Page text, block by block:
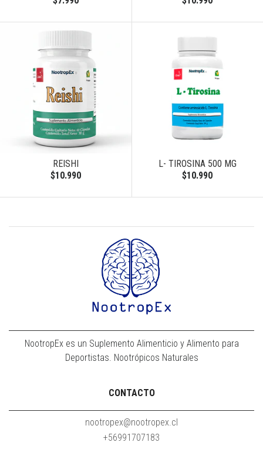
REISHI
$10.990
L- TIROSINA 500 MG
$10.990
NootropEx es un Suplemento Alimenticio y Alimento para
Deportistas. Nootrópicos Naturales
CONTACTO
nootropex@nootropex.cl
+56991707183